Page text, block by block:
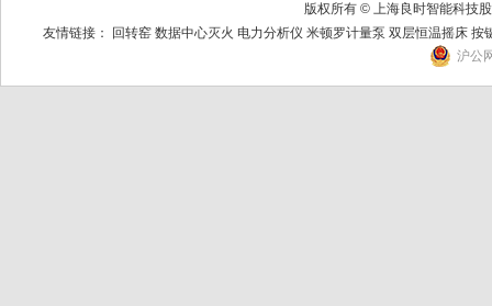
版权所有 © 上海良时智能科技
友情链接：
回转窑 数据中心灭火 电力分析仪 米顿罗计量泵 双层恒温摇床 按
沪公